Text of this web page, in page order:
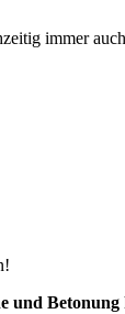
immer
und Betonung